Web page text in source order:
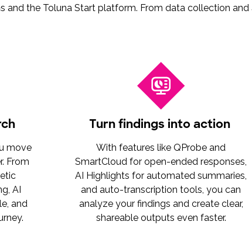
and the Toluna Start platform. From data collection
move
From
AI
and
Turn findings into action
With features like QProbe and
SmartCloud for open-ended responses,
AI Highlights for automated summaries,
and auto-transcription tools, you can
analyze your findings and create clear,
shareable outputs even faster.